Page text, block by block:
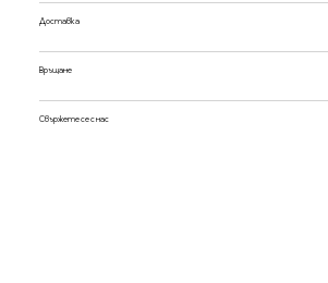
Доставка
Връщане
Свържете се с нас